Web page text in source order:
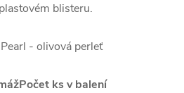
blisteru.
- olivová perleť
Počet ks v balení